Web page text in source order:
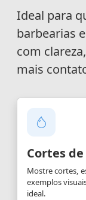
Ideal para
barbearias
com
mais
Cortes
Mostre cortes,
exemplos
ideal.